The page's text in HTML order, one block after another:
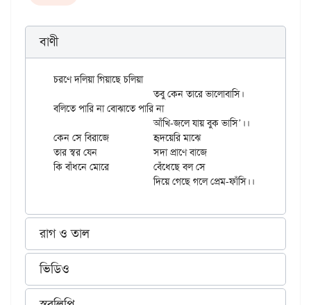
বাণী
চরণে দলিয়া গিয়াছে চলিয়া
			তবু কেন তারে ভালোবাসি।
বলিতে পারি না বোঝাতে পারি না
			আঁখি-জলে যায় বুক ভাসি’।।
কেন সে বিরাজে		হৃদয়েরি মাঝে
তার স্বর যেন 		সদা প্রাণে বাজে
কি বাঁধনে মোরে		বেঁধেছে বল সে
রাগ ও তাল
ভিডিও